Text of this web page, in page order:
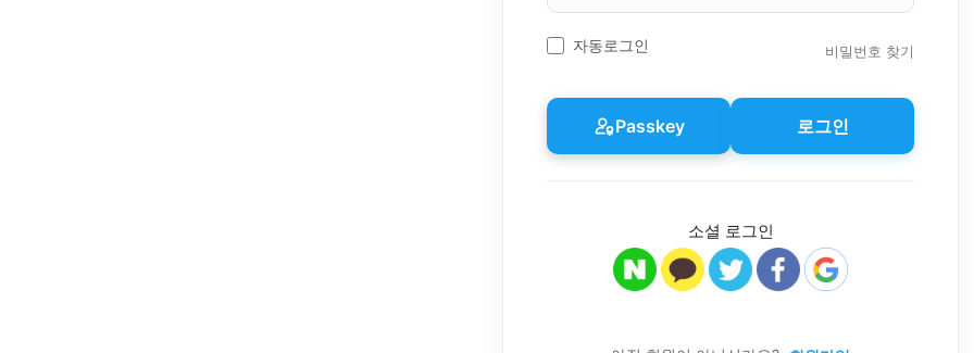
번
호
자동로그인 비밀번호 찾기
Passkey 로그인
소셜 로그인